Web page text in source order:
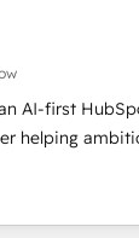
5 rating in Clutch
industries:
construction,
real estate,
Dev & IT and
EU, UAE,
AI-first
helping
confidence,
the UK,
delivered